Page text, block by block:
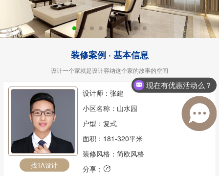
装修案例 · 基本信息
设计一个家就是设计容纳这个家的故事的空间
找TA设计
设计师：张建
小区名称：山水园
户型：复式
面积：181-320平米
装修风格：简欧风格
分享： 
现在有优惠活动么？